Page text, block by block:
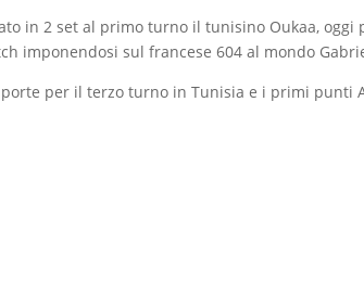
in 2 set al primo turno il tunisino Oukaa,
imponendosi sul francese 604 al mondo
per il terzo turno in Tunisia e i primi punti